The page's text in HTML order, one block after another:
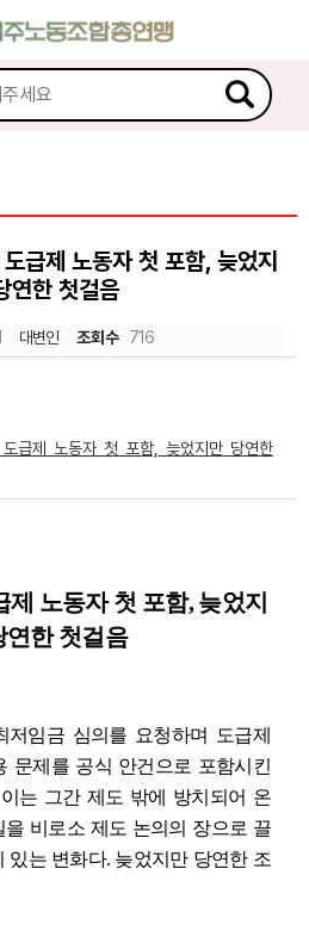
급제 노동자 첫 포함, 늦었지
연한 첫걸음
대변인 조회수 716
급제 노동자 첫 포함, 늦었지만 당연한
제 노동자 첫 포함,늦었지
연한 첫걸음
저임금 심의를 요청하며 도급제
문제를 공식 안건으로 포함시킨
이는 그간 제도 밖에 방치되어 온
비로소 제도 논의의 장으로 끌
있는 변화다. 늦었지만 당연한 조
케치북5
케치북5